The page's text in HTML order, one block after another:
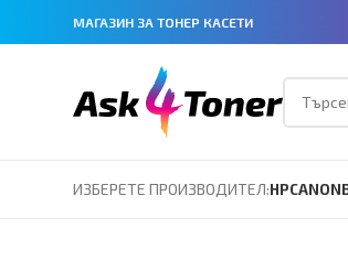
МАГАЗИН ЗА ТОНЕР КАСЕТИ
ИЗБЕРЕТЕ ПРОИЗВОДИТЕЛ:HPCANON